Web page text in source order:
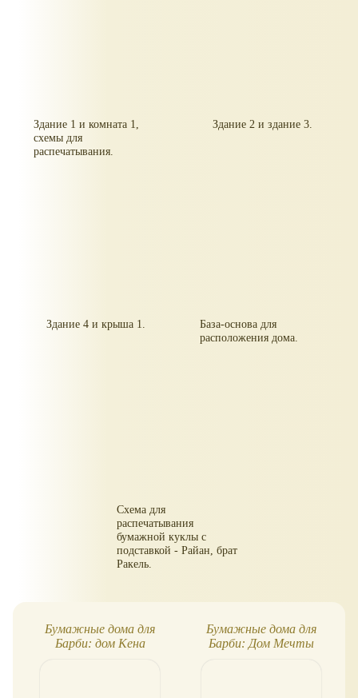
Здание 1 и комната 1,
схемы для
распечатывания.
Здание 2 и здание 3.
Здание 4 и крыша 1.
База-основа для
расположения дома.
Схема для
распечатывания
бумажной куклы с
подставкой - Райан, брат
Ракель.
Бумажные дома для
Барби: дом Кена
Бумажные дома для
Барби: Дом Мечты